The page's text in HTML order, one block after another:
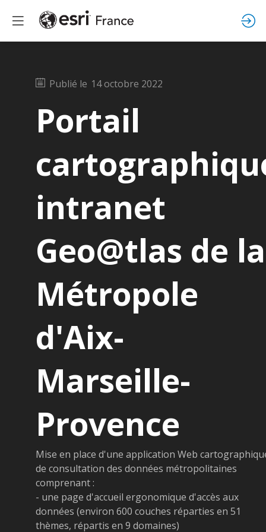
Publié le 14 octobre 2022
Portail
intranet
Geo@tlas de la
Métropole
d'Aix-
Marseille-
Provence
Mise en place d'une application Web
de consultation des données métropolitaines
comprenant :
- une page d'accueil ergonomique d'accès aux
données (environ 600 couches réparties en 51
thèmes, répartis en 9 domaines)